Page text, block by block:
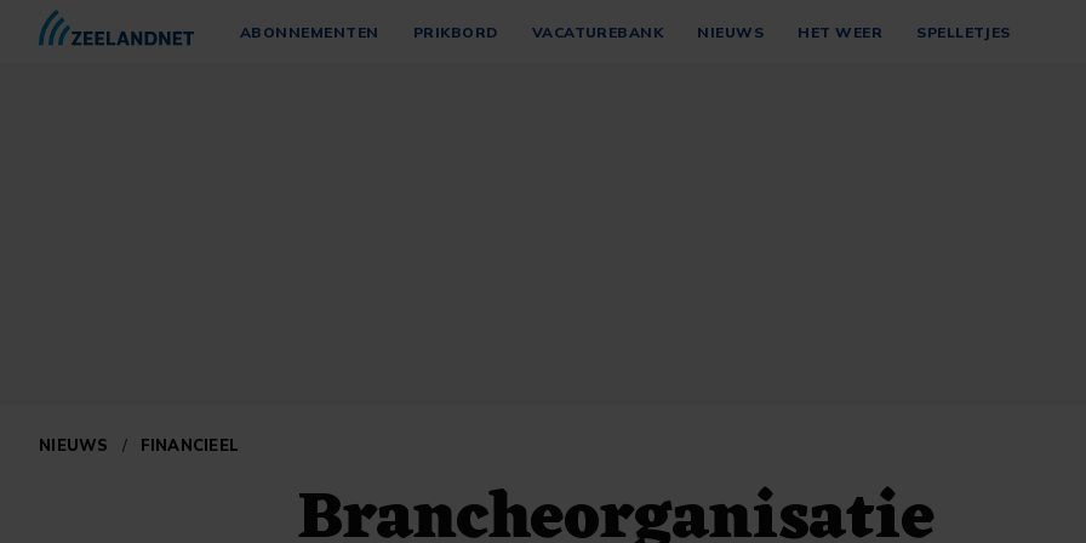
ABONNEMENTEN PRIKBORD VACATUREBANK NIEUWS HET WEER SPELLETJES
NIEUWS / FINANCIEEL